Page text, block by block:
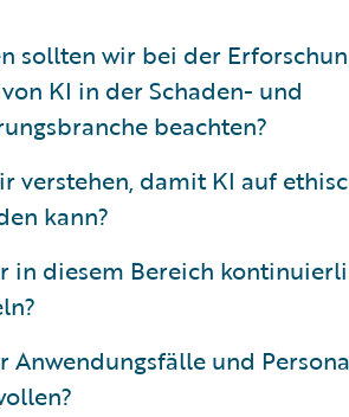
sollten wir bei der
KI in der Schaden- und
beachten?
verstehen, damit KI auf
kann?
in diesem Bereich
Anwendungsfälle und